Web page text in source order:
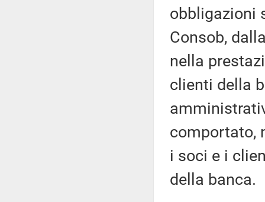
obbligazioni
Consob,
nella
clienti della
comportato,
i soci e i
della banca.